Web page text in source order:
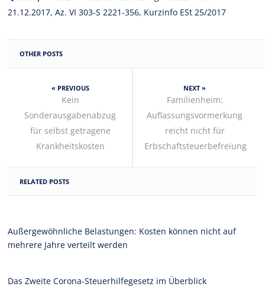
21.12.2017, Az. VI 303-S 2221-356, Kurzinfo ESt 25/2017
OTHER POSTS
« PREVIOUS
Kein
Sonderausgabenabzug
für selbst getragene
Krankheitskosten
NEXT »
Familienheim:
Auflassungsvormerkung
reicht nicht für
Erbschaftsteuerbefreiung
RELATED POSTS
Außergewöhnliche Belastungen: Kosten können nicht auf
mehrere Jahre verteilt werden
Das Zweite Corona-Steuerhilfegesetz im Überblick